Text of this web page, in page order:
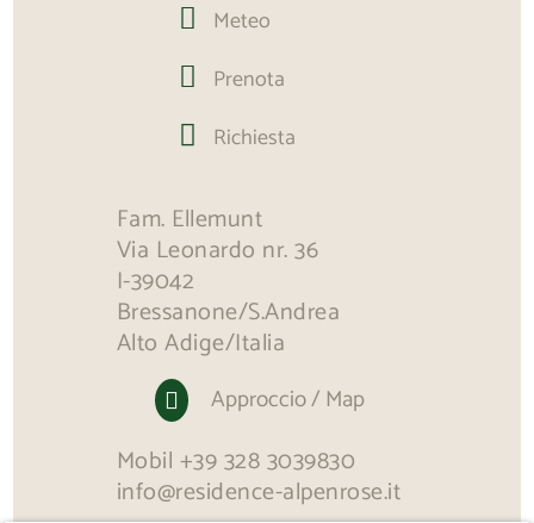
 Meteo
 Prenota
 Richiesta
Fam. Ellemunt
Via Leonardo nr. 36
I-39042
Bressanone/S.Andrea
Alto Adige/Italia
 Approccio / Map
Mobil +39 328 3039830
info@residence-alpenrose.it